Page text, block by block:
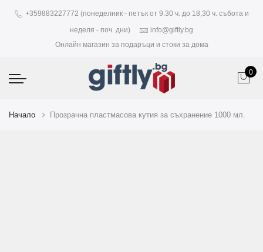
+359883227772 (понеделник - петък от 9.30 ч. до 18,30 ч. събота и
неделя - поч. дни)
info@giftly.bg
Онлайн магазин за подаръци и стоки за дома
0
Начало Прозрачна пластмасова кутия за съхранение 1000 мл.